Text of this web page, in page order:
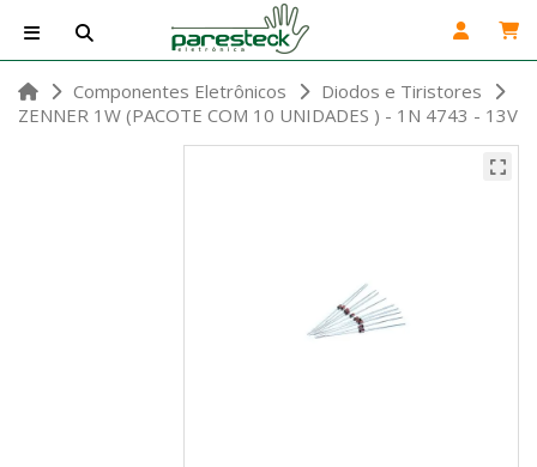
Componentes Eletrônicos
Diodos e Tiristores
ZENNER 1W (PACOTE COM 10 UNIDADES ) - 1N 4743 - 13V